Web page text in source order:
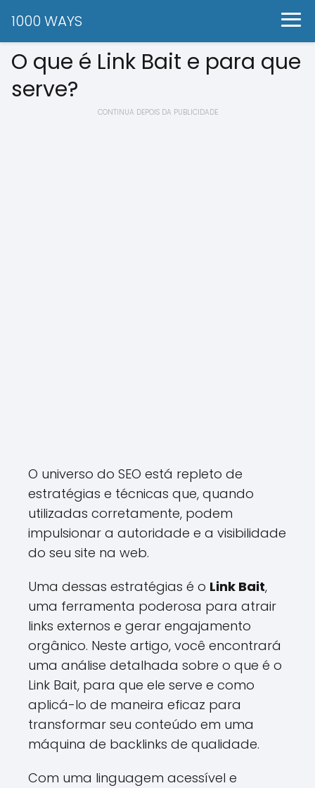
1000 WAYS
O que é Link Bait e para que
serve?
CONTINUA DEPOIS DA PUBLICIDADE
O universo do SEO está repleto de
estratégias e técnicas que, quando
utilizadas corretamente, podem
impulsionar a autoridade e a visibilidade
do seu site na web.
Uma dessas estratégias é o Link Bait,
uma ferramenta poderosa para atrair
links externos e gerar engajamento
orgânico. Neste artigo, você encontrará
uma análise detalhada sobre o que é o
Link Bait, para que ele serve e como
aplicá-lo de maneira eficaz para
transformar seu conteúdo em uma
máquina de backlinks de qualidade.
Com uma linguagem acessível e